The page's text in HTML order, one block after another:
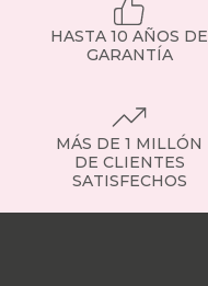
HASTA 10 AÑOS DE
GARANTÍA
MÁS DE 1 MILLÓN
DE CLIENTES
SATISFECHOS